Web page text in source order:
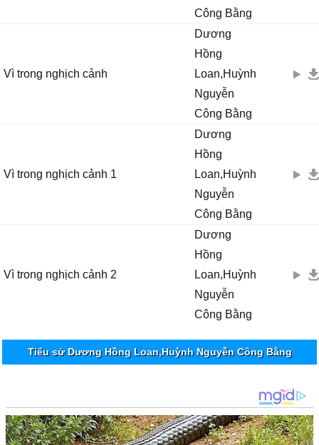
Công Bằng
Vì trong nghịch cảnh
Dương
Hồng
Loan,Huỳnh
Nguyễn
Công Bằng
Vì trong nghịch cảnh 1
Dương
Hồng
Loan,Huỳnh
Nguyễn
Công Bằng
Vì trong nghịch cảnh 2
Dương
Hồng
Loan,Huỳnh
Nguyễn
Công Bằng
Tiểu sử Dương Hồng Loan,Huỳnh Nguyễn Công Bằng